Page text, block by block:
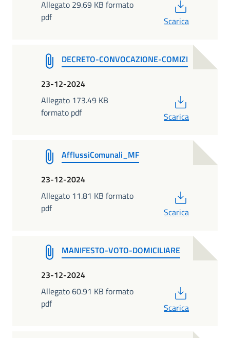
Allegato 29.69 KB formato
pdf
Scarica
DECRETO-CONVOCAZIONE-COMIZI
23-12-2024
Allegato 173.49 KB
formato pdf
Scarica
AfflussiComunali_MF
23-12-2024
Allegato 11.81 KB formato
pdf
Scarica
MANIFESTO-VOTO-DOMICILIARE
23-12-2024
Allegato 60.91 KB formato
pdf
Scarica